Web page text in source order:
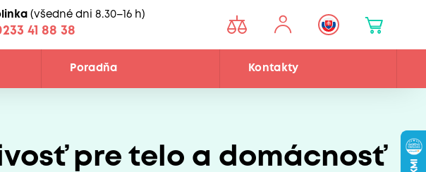
(všedné dni 8.30–16 h)
41 88 38
Poradňa Kontakty
pre telo a domácnosť